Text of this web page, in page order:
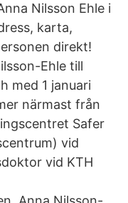
Nilsson Ehle i
karta,
direkt!
Ehle till
med 1 januari
närmast från
Safer
vid
vid KTH